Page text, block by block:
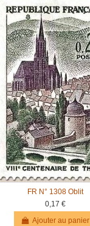
FR N° 1308 Oblit
0,17 €
Ajouter au panier